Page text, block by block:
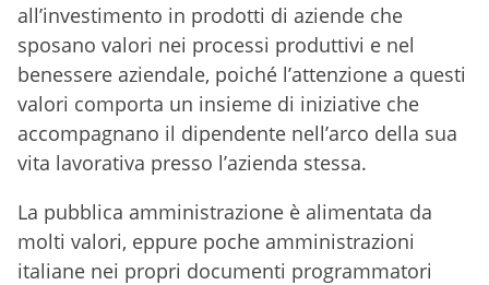
all’investimento in prodotti di aziende che
sposano valori nei processi produttivi e nel
benessere aziendale, poiché l’attenzione a questi
valori comporta un insieme di iniziative che
accompagnano il dipendente nell’arco della sua
vita lavorativa presso l’azienda stessa.
La pubblica amministrazione è alimentata da
molti valori, eppure poche amministrazioni
italiane nei propri documenti programmatori